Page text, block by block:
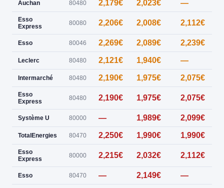
Auchan 80480 2,179€ 2,023€ —
Esso
Express
80080 2,206€ 2,008€ 2,112€
Esso 80046 2,269€ 2,089€ 2,239€
Leclerc 80480 2,121€ 1,940€ —
Intermarché 80480 2,190€ 1,975€ 2,075€
Esso
Express
80480 2,190€ 1,975€ 2,075€
Système U 80000 — 1,989€ 2,099€
TotalEnergies 80470 2,250€ 1,990€ 1,990€
Esso
Express
80000 2,215€ 2,032€ 2,112€
Esso 80470 — 2,149€ —